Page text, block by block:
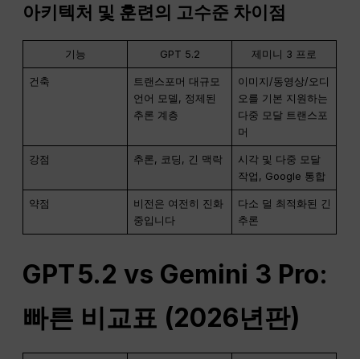
아키텍처 및 훈련의 고수준 차이점
기능 GPT 5.2 제미니 3 프로
건축
트랜스포머 대규모
언어 모델, 정제된
추론 계층
이미지/동영상/오디
오를 기본 지원하는
다중 모달 트랜스포
머
강점 추론, 코딩, 긴 맥락
시각 및 다중 모달
작업, Google 통합
약점
비전은 여전히 진화
중입니다
다소 덜 최적화된 긴
추론
GPT5.2 vs Gemini 3 Pro:
빠른 비교표 (2026년판)